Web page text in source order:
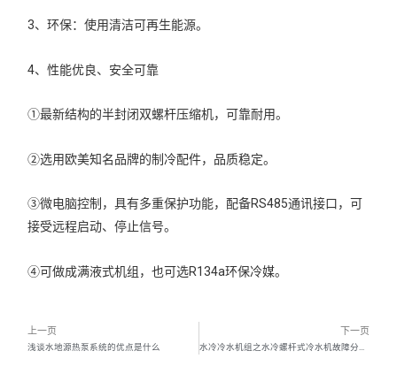
3、环保：使用清洁可再生能源。
4、性能优良、安全可靠
①最新结构的半封闭双螺杆压缩机，可靠耐用。
②选用欧美知名品牌的制冷配件，品质稳定。
③微电脑控制，具有多重保护功能，配备RS485通讯接口，可
接受远程启动、停止信号。
④可做成满液式机组，也可选R134a环保冷媒。
上一页
浅谈水地源热泵系统的优点是什么
下一页
水冷冷水机组之水冷螺杆式冷水机故障分析与排除（一）